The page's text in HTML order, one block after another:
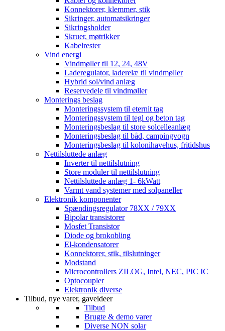
Konnektorer, klemmer, stik
Sikringer, automatsikringer
Sikringsholder
Skruer, møtrikker
Kabelrester
Vind energi
Vindmøller til 12, 24, 48V
Laderegulator, laderelæ til vindmøller
Hybrid sol/vind anlæg
Reservedele til vindmøller
Monterings beslag
Monteringssystem til eternit tag
Monteringssystem til tegl og beton tag
Monteringsbeslag til store solcelleanlæg
Monteringsbeslag til båd, campingvogn
Monteringsbeslag til kolonihavehus, fritidshus
Nettilsluttede anlæg
Inverter til nettilslutning
Store moduler til nettilslutning
Nettilsluttede anlæg 1- 6kWatt
Varmt vand systemer med solpaneller
Elektronik komponenter
Spændingsregulator 78XX / 79XX
Bipolar transistorer
Mosfet Transistor
Diode og brokobling
El-kondensatorer
Konnektorer, stik, tilslutninger
Modstand
Microcontrollers ZILOG, Intel, NEC, PIC IC
Optocoupler
Elektronik diverse
Tilbud, nye varer, gaveideer
Tilbud
Brugte & demo varer
Diverse NON solar